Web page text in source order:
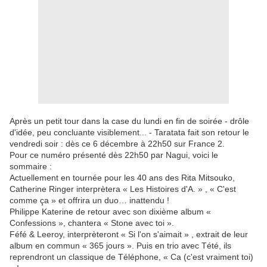
Après un petit tour dans la case du lundi en fin de soirée - drôle
d'idée, peu concluante visiblement... - Taratata fait son retour le
vendredi soir : dès ce 6 décembre à 22h50 sur France 2.
Pour ce numéro présenté dès 22h50 par Nagui, voici le
sommaire :
Actuellement en tournée pour les 40 ans des Rita Mitsouko,
Catherine Ringer interprètera « Les Histoires d'A. » , « C'est
comme ça » et offrira un duo… inattendu !
Philippe Katerine de retour avec son dixième album «
Confessions », chantera « Stone avec toi ».
Féfé & Leeroy, interprèteront « Si l'on s'aimait » , extrait de leur
album en commun « 365 jours ». Puis en trio avec Tété, ils
reprendront un classique de Téléphone, « Ca (c'est vraiment toi)